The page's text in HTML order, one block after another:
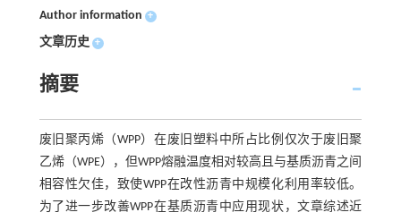
Author information +
文章历史 +
摘要
废旧聚丙烯（WPP）在废旧塑料中所占比例仅次于废旧聚
乙烯（WPE），但WPP熔融温度相对较高且与基质沥青之间
相容性欠佳，致使WPP在改性沥青中规模化利用率较低。
为了进一步改善WPP在基质沥青中应用现状，文章综述近